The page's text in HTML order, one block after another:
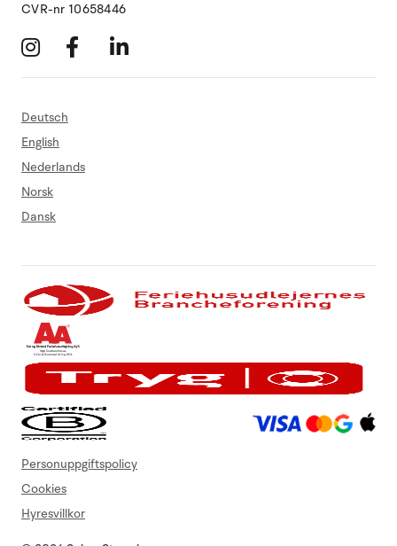
CVR-nr 10658446
Deutsch
English
Nederlands
Norsk
Dansk
Personuppgiftspolicy
Cookies
Hyresvillkor